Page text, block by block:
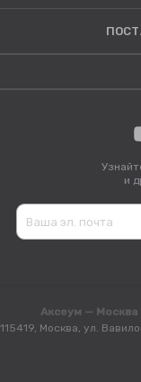
и
Аксеум — Москва
115419, Москва, ул.